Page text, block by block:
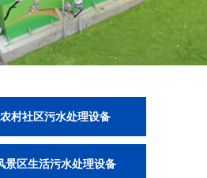
农村社区污水处理设备
景区生活污水处理设备